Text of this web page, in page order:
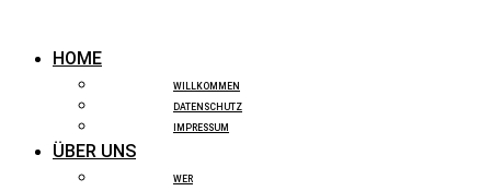
HOME
WILLKOMMEN
DATENSCHUTZ
IMPRESSUM
ÜBER UNS
WER